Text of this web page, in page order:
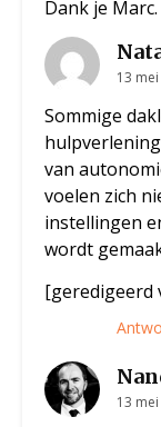
Dank je Marc.
13
Sommige
van
voelen zich
instellingen
wordt
[geredigeerd
13